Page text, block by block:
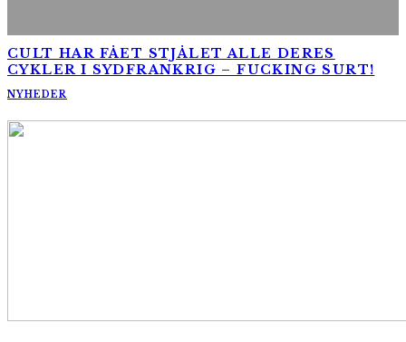
CULT HAR FÅET STJÅLET ALLE DERES
CYKLER I SYDFRANKRIG – FUCKING SURT!
NYHEDER